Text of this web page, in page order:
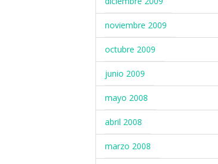
noviembre 2009
octubre 2009
junio 2009
mayo 2008
abril 2008
marzo 2008